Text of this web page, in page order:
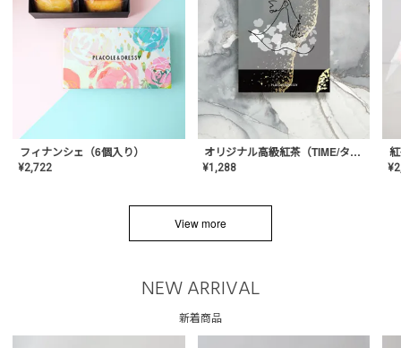
フィナンシェ（6個入り）
¥2,722
オリジナル高級紅茶（TIME/タイム）【ギフト/プチギフト/プレゼント/内祝い/結婚式/オリジナル配合/高品質/ハーブティー/茶葉/記念日/お返し/手土産/美容/おしゃれ】
¥1,288 ¥
View more
NEW ARRIVAL
新着商品